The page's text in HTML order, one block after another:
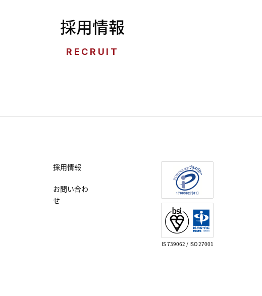
採用情報
RECRUIT
採用情報
お問い合わ
せ
IS 739062 / ISO 27001